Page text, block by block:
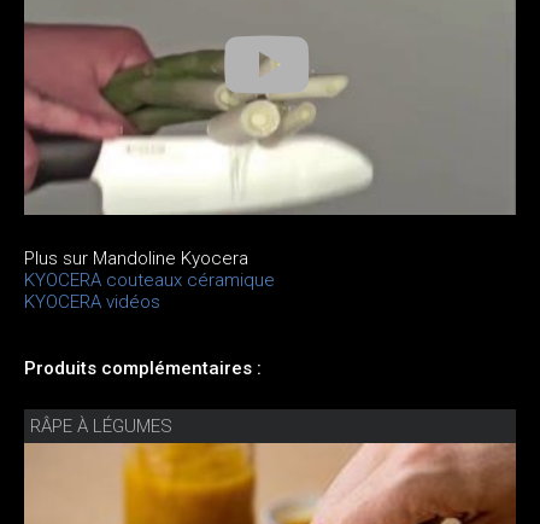
Plus sur Mandoline Kyocera
KYOCERA couteaux céramique
KYOCERA vidéos
Produits complémentaires :
RÂPE À LÉGUMES